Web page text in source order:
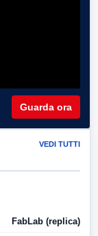
Guarda ora
VEDI TUTTI
FabLab (replica)